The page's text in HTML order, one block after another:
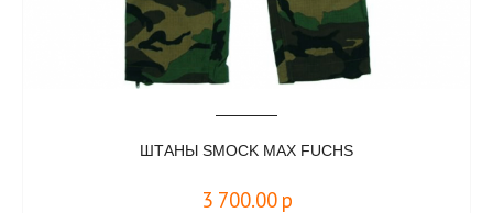
ШТАНЫ SMOCK MAX FUCHS
3 700.00 р